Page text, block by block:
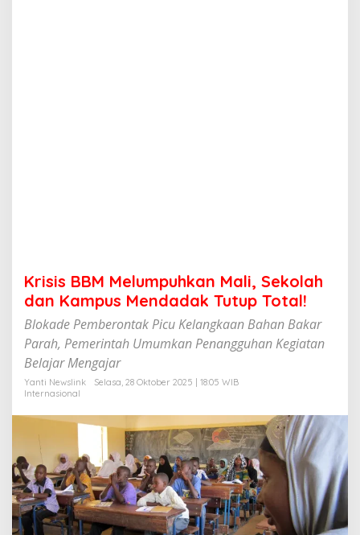
l
a
h
d
a
n
a
u
s
M
e
n
d
a
d
Krisis BBM Melumpuhkan Mali, Sekolah
dan Kampus Mendadak Tutup Total!
Blokade Pemberontak Picu Kelangkaan Bahan Bakar
Parah, Pemerintah Umumkan Penangguhan Kegiatan
Belajar Mengajar
Yanti Newslink
Selasa, 28 Oktober 2025 | 18:05 WIB
Internasional